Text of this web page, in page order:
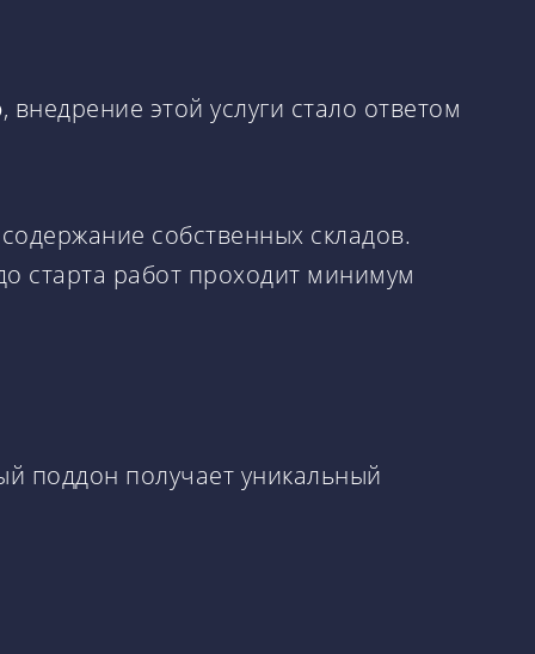
, внедрение этой услуги стало ответом
собственных складов.
старта работ проходит минимум
поддон получает уникальный